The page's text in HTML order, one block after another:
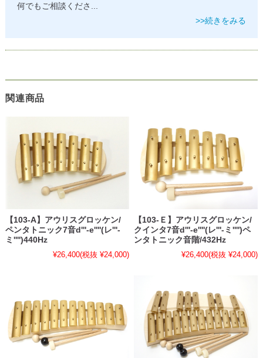
何でもご相談くださ ...
>>続きをみる
関連商品
【103-A】アウリスグロッケン/
ペンタトニック7音d'''-e''''(レ'''-
ミ'''')440Hz
¥26,400(税抜 ¥24,000)
【103-Ｅ】アウリスグロッケン/
クインタ7音d'''-e''''(レ'''-ミ'''')ペ
ンタトニック音階/432Hz
¥26,400(税抜 ¥24,000)